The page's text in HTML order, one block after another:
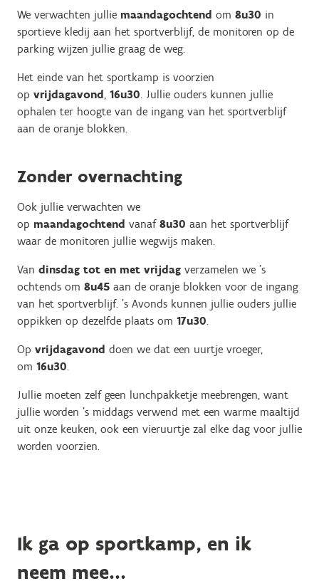
We verwachten jullie maandagochtend om 8u30 in
sportieve kledij aan het sportverblijf, de monitoren op de
parking wijzen jullie graag de weg.
Het einde van het sportkamp is voorzien
op vrijdagavond, 16u30. Jullie ouders kunnen jullie
ophalen ter hoogte van de ingang van het sportverblijf
aan de oranje blokken.
Zonder overnachting
Ook jullie verwachten we
op maandagochtend vanaf 8u30 aan het sportverblijf
waar de monitoren jullie wegwijs maken.
Van dinsdag tot en met vrijdag verzamelen we 's
ochtends om 8u45 aan de oranje blokken voor de ingang
van het sportverblijf. 's Avonds kunnen jullie ouders jullie
oppikken op dezelfde plaats om 17u30.
Op vrijdagavond doen we dat een uurtje vroeger,
om 16u30.
Jullie moeten zelf geen lunchpakketje meebrengen, want
jullie worden 's middags verwend met een warme maaltijd
uit onze keuken, ook een vieruurtje zal elke dag voor jullie
worden voorzien.
Ik ga op sportkamp, en ik
neem mee...